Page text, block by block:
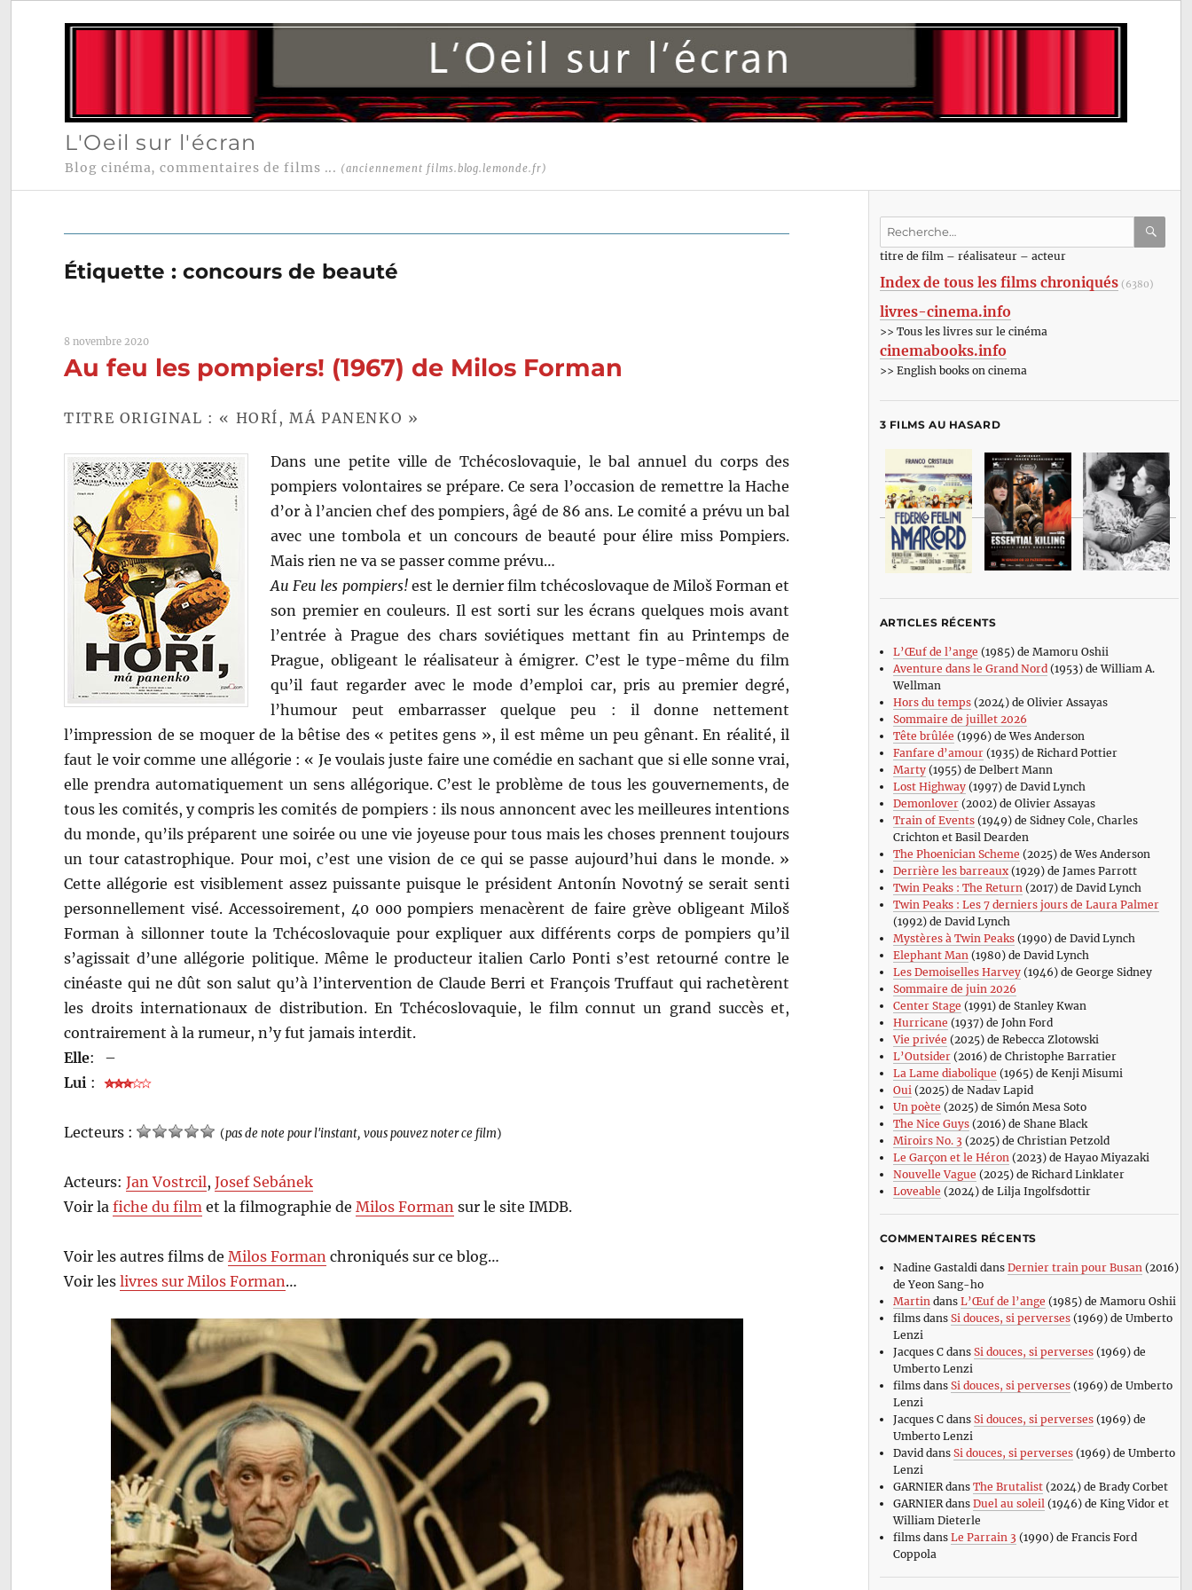
L'Oeil sur l'écran
Blog cinéma, commentaires de films ... (anciennement films.blog.lemonde.fr)
Étiquette :concours de beauté
8 novembre 2020
Au feu les pompiers! (1967) de Milos Forman
TITRE ORIGINAL : « HORÍ, MÁ PANENKO »
Dans une petite ville de Tchécoslovaquie, le bal annuel du corps des
pompiers volontaires se prépare. Ce sera l’occasion de remettre la Hache
d’or à l’ancien chef des pompiers, âgé de 86 ans. Le comité a prévu un bal
avec une tombola et un concours de beauté pour élire miss Pompiers.
Mais rien ne va se passer comme prévu…
Au Feu les pompiers!est le dernier film tchécoslovaque de Miloš Forman et
son premier en couleurs. Il est sorti sur les écrans quelques mois avant
l’entrée à Prague des chars soviétiques mettant fin au Printemps de
Prague, obligeant le réalisateur à émigrer. C’est le type-même du film
qu’il faut regarder avec le mode d’emploi car, pris au premier degré,
l’humour peut embarrasser quelque peu : il donne nettement
l’impression de se moquer de la bêtise des « petites gens », il est même un peu gênant. En réalité, il
faut le voir comme une allégorie : « Je voulais juste faire une comédie en sachant que si elle sonne vrai,
elle prendra automatiquement un sens allégorique. C’est le problème de tous les gouvernements, de
tous les comités, y compris les comités de pompiers : ils nous annoncent avec les meilleures intentions
du monde, qu’ils préparent une soirée ou une vie joyeuse pour tous mais les choses prennent toujours
un tour catastrophique. Pour moi, c’est une vision de ce qui se passe aujourd’hui dans le monde. »
Cette allégorie est visiblement assez puissante puisque le président Antonín Novotný se serait senti
personnellement visé. Accessoirement, 40 000 pompiers menacèrent de faire grève obligeant Miloš
Forman à sillonner toute la Tchécoslovaquie pour expliquer aux différents corps de pompiers qu’il
s’agissait d’une allégorie politique. Même le producteur italien Carlo Ponti s’est retourné contre le
cinéaste qui ne dût son salut qu’à l’intervention de Claude Berri et François Truffaut qui rachetèrent
les droits internationaux de distribution. En Tchécoslovaquie, le film connut un grand succès et,
contrairement à la rumeur, n’y fut jamais interdit.
Elle:
–
Lui :
Lecteurs : (pas de note pour l'instant, vous pouvez noter ce film)
Acteurs:Jan Vostrcil,Josef Sebánek
Voir lafiche du film et la filmographie deMilos Forman sur le site IMDB.
Voir les autres films deMilos Forman chroniqués sur ce blog…
Voir leslivres sur Milos Forman…
Recherche
:titre de film – réalisateur – acteur
Index de tous les films chroniqués (6380)
livres-cinema.info
>> Tous les livres sur le cinéma
cinemabooks.info
>> English books on cinema
3 FILMS AU HASARD
ARTICLES RÉCENTS
L’Œuf de l’ange (1985) de Mamoru Oshii
Aventure dans le Grand Nord(1953) de William A.
Wellman
Hors du temps(2024) de Olivier Assayas
Sommaire de juillet 2026
Tête brûlée (1996) de Wes Anderson
Fanfare d’amour(1935) de Richard Pottier
Marty(1955) de Delbert Mann
Lost Highway(1997) de David Lynch
Demonlover(2002) de Olivier Assayas
Train of Events(1949) de Sidney Cole, Charles
Crichton et Basil Dearden
The Phoenician Scheme (2025) de Wes Anderson
Derrière les barreaux(1929) de James Parrott
Twin Peaks : The Return(2017) de David Lynch
Twin Peaks : Les 7 derniers jours de Laura Palmer
(1992) de David Lynch
Mystères à Twin Peaks(1990) de David Lynch
Elephant Man(1980) de David Lynch
Les Demoiselles Harvey(1946) de George Sidney
Sommaire de juin 2026
Center Stage (1991) de Stanley Kwan
Hurricane (1937) de John Ford
Vie privée (2025) de Rebecca Zlotowski
L’Outsider(2016) de Christophe Barratier
La Lame diabolique (1965) de Kenji Misumi
Oui(2025) de Nadav Lapid
Un poète (2025) de Simón Mesa Soto
The Nice Guys(2016) de Shane Black
Miroirs No. 3 (2025) de Christian Petzold
Le Garçon et le Héron(2023) de Hayao Miyazaki
Nouvelle Vague (2025) de Richard Linklater
Loveable (2024) de Lilja Ingolfsdottir
COMMENTAIRES RÉCENTS
Nadine Gastaldi dans Dernier train pour Busan (2016)
de Yeon Sang-ho
Martin dans L’Œuf de l’ange (1985) de Mamoru Oshii
filmsdans Si douces, si perverses(1969) de Umberto
Lenzi
Jacques Cdans Si douces, si perverses(1969) de
Umberto Lenzi
filmsdans Si douces, si perverses(1969) de Umberto
Lenzi
Jacques Cdans Si douces, si perverses(1969) de
Umberto Lenzi
David dans Si douces, si perverses(1969) de Umberto
Lenzi
GARNIERdans The Brutalist(2024) de Brady Corbet
GARNIERdans Duel au soleil (1946) de King Vidor et
William Dieterle
filmsdans Le Parrain 3 (1990) de Francis Ford
Coppola